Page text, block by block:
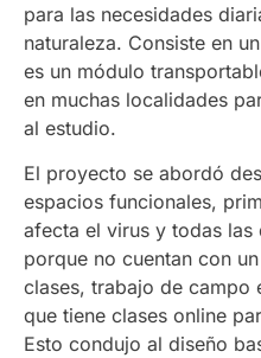
para las necesidades
naturaleza. Consiste en
es un módulo
en muchas localidades
al estudio.
El proyecto se abordó
espacios funcionales,
afecta el virus y todas las
porque no cuentan con
clases, trabajo de campo
que tiene clases online
Esto condujo al diseño